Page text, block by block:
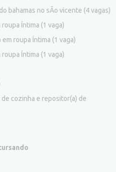
bahamas no sÃo vicente (4 vagas)
Íntima (1 vaga)
roupa Íntima (1 vaga)
Íntima (1 vaga)
cozinha e repositor(a) de